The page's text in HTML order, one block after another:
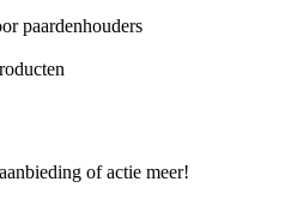
paardenhouders
of actie meer!